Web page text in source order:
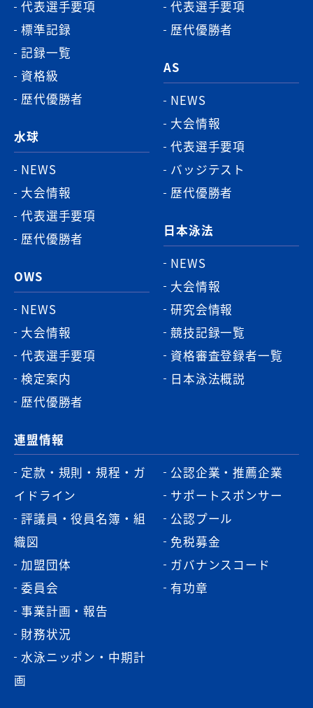
代表選手要項
標準記録
記録一覧
資格級
歴代優勝者
水球
NEWS
大会情報
代表選手要項
歴代優勝者
OWS
NEWS
大会情報
代表選手要項
検定案内
歴代優勝者
代表選手要項
歴代優勝者
AS
NEWS
大会情報
代表選手要項
バッジテスト
歴代優勝者
日本泳法
NEWS
大会情報
研究会情報
競技記録一覧
資格審査登録者一覧
日本泳法概説
連盟情報
定款・規則・規程・ガ
イドライン
評議員・役員名簿・組
織図
加盟団体
委員会
事業計画・報告
財務状況
水泳ニッポン・中期計
画
公認企業・推薦企業
サポートスポンサー
公認プール
免税募金
ガバナンスコード
有功章